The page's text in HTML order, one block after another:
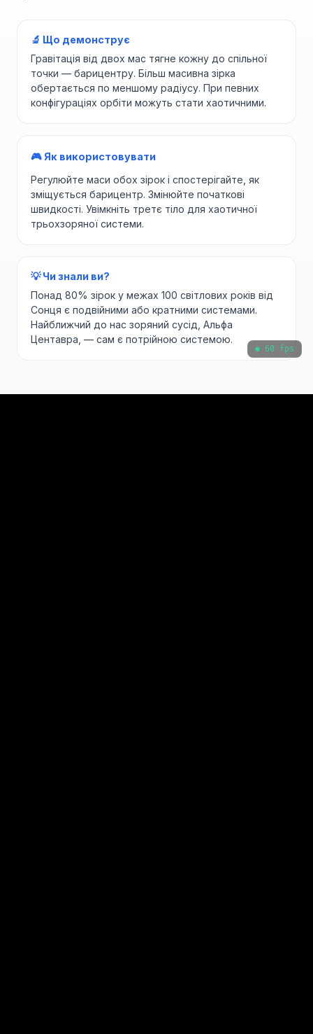
🔬 Що демонструє
Гравітація від двох мас тягне кожну до спільної
точки — барицентру. Більш масивна зірка
обертається по меншому радіусу. При певних
конфігураціях орбіти можуть стати хаотичними.
🎮 Як використовувати
Регулюйте маси обох зірок і спостерігайте, як
зміщується барицентр. Змінюйте початкові
швидкості. Увімкніть третє тіло для хаотичної
трьохзоряної системи.
💡 Чи знали ви?
Понад 80% зірок у межах 100 світлових років від
Сонця є подвійними або кратними системами.
Найближчий до нас зоряний сусід, Альфа
Центавра, — сам є потрійною системою.
● 60 fps